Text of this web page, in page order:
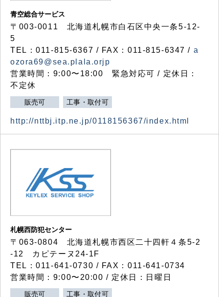
青空総合サービス
〒003-0011 北海道札幌市白石区中央一条5-12-
5
TEL：011-815-6367 / FAX：011-815-6347 / a
ozora69@sea.plala.orjp
営業時間：9:00〜18:00 緊急対応可 / 定休日：
不定休
販売可 工事・取付可
http://nttbj.itp.ne.jp/0118156367/index.html
札幌西防犯センター
〒063-0804 北海道札幌市西区二十四軒４条5-2
-12 カピテーヌ24-1F
TEL：011-641-0730 / FAX：011-641-0734
営業時間：9:00〜20:00 / 定休日：日曜日
販売可 工事・取付可